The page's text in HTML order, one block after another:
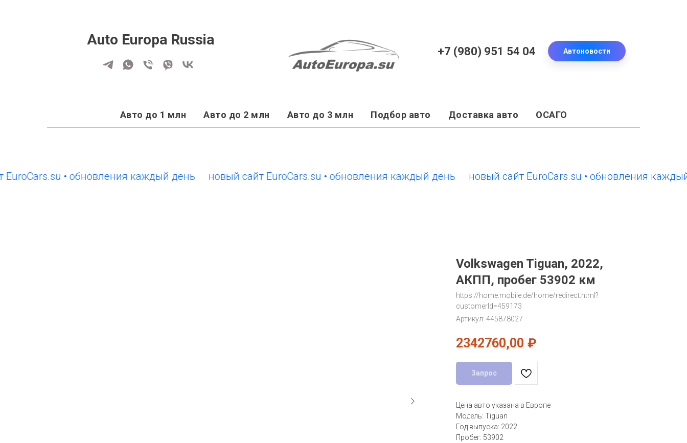
Auto Europa Russia
+7 (980) 951 54 04 Автоновости
Авто до 1 млн Авто до 2 млн Авто до 3 млн Подбор авто Доставка авто ОСАГО
• обновления каждый день новый сайт EuroCars.su • обновления каждый день новый сайт EuroCars.su • обновления каждый
Volkswagen Tiguan, 2022,
АКПП, пробег 53902 км
https://home.mobile.de/home/redirect.html?
customerId=459173
Артикул: 445878027
2342760,00 ₽
Запрос
Цена авто указана в Европе
Модель: Tiguan
Год выпуска: 2022
Пробег: 53902